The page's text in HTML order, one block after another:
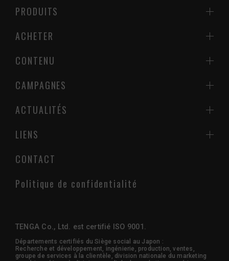
PRODUITS
ACHETER
CONTENU
ACTUALITÉS
CONTACT
Politique de confidentialité
CAMPAGNES
LIENS
TENGA Co., Ltd. est certifié ISO 9001.
Départements certifiés du Siège social au Japon :
Recherche et développement, ingénierie, production, ventes,
groupe de services à la clientèle, division nationale du marketing